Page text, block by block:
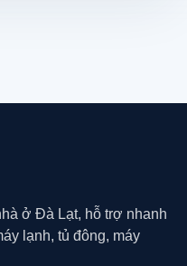
ở Đà Lạt, hỗ trợ nhanh
lạnh, tủ đông, máy